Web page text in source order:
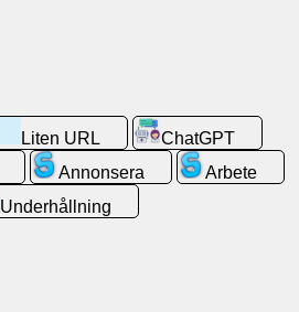
Liten URL
ChatGPT
Annonsera
Arbete
Underhållning